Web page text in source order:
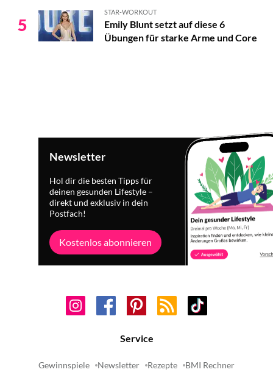
5
STAR-WORKOUT
Emily Blunt setzt auf diese 6
Übungen für starke Arme und Core
Newsletter
Hol dir die besten Tipps für
deinen gesunden Lifestyle –
direkt und exklusiv in dein
Postfach!
Kostenlos abonnieren
Service
Gewinnspiele Newsletter Rezepte BMI Rechner